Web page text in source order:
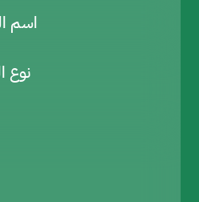
اسم
نوع